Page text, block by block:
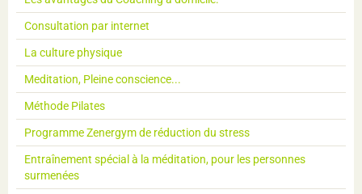
Consultation par internet
La culture physique
Meditation, Pleine conscience...
Méthode Pilates
Programme Zenergym de réduction du stress
Entraînement spécial à la méditation, pour les personnes
surmenées